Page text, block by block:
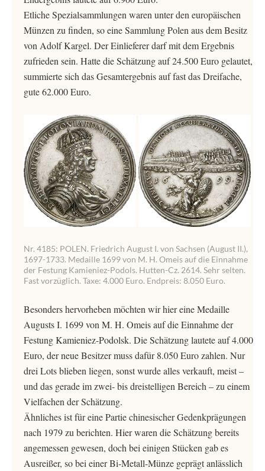
Etliche Spezialsammlungen waren unter den europäischen
Münzen zu finden, so eine Sammlung Polen aus dem Besitz
von Adolf Kargel. Der Einlieferer darf mit dem Ergebnis
zufrieden sein. Hatte die Schätzung auf 24.500 Euro gelautet,
summierte sich das Gesamtergebnis auf fast das Dreifache,
gute 62.000 Euro.
Nr. 4185: POLEN. Friedrich August I. von Sachsen (August II.),
1697-1733. Medaille 1699 von M. H. Omeis auf die Einnahme
der Festung Kamieniez-Podols. Hutten-Cz. 2614. Sehr selten.
Fast vorzüglich. Taxe: 4.000 Euro. Endpreis: 8.050 Euro.
Besonders hervorheben möchten wir hier eine Medaille
Augusts I. 1699 von M. H. Omeis auf die Einnahme der
Festung Kamieniez-Podolsk. Die Schätzung lautete auf 4.000
Euro, der neue Besitzer muss dafür 8.050 Euro zahlen. Nur
drei Lots blieben liegen, sonst wurde alles verkauft, meist –
und das gerade im zwei- bis dreistelligen Bereich – zu einem
Vielfachen der Schätzung.
Ähnliches ist für eine Partie chinesischer Gedenkprägungen
nach 1979 zu berichten. Hier waren die Schätzung bereits
angemessen gewesen, doch bei einigen Stücken gab es
Ausreißer, so bei einer Bi-Metall-Münze geprägt anlässlich